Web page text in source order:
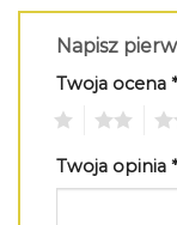
Napisz
Twoja ocena *
Twoja opinia *